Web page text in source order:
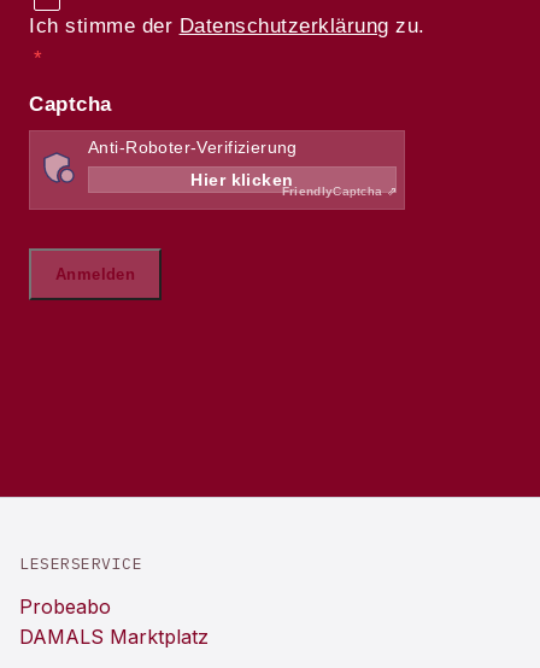
LESERSERVICE
Probeabo
DAMALS Marktplatz